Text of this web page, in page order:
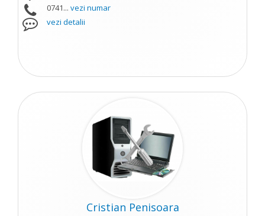
0741... vezi numar
vezi detalii
Cristian Penisoara